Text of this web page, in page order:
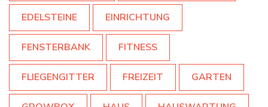
EDELSTEINE EINRICHTUNG
FENSTERBANK FITNESS
FLIEGENGITTER FREIZEIT GARTEN